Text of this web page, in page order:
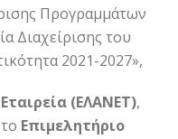
Προγραμμάτων
Διαχείρισης του
2021-2027»,
(ΕΛΑΝΕΤ),
Επιμελητήριο